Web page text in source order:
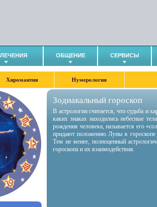
ОБЩЕНИЕ СЕРВИСЫ
Хиромантия Нумерология
Зодиакальный гороскоп
В астрологии считается, что судьба и
каких знаках находились небесные
рождения человека, называется его
придают положению Луны в
Тем не менее, полноценный
гороскопа и их взаимодействия.